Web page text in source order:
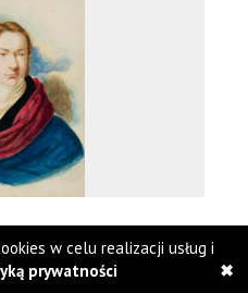
w celu realizacji usług i
prywatności